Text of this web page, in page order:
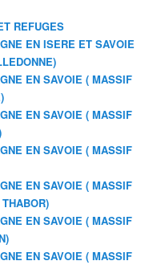
REFUGES
EN ISERE ET SAVOIE
EN SAVOIE ( MASSIF
EN SAVOIE ( MASSIF
EN SAVOIE ( MASSIF
EN SAVOIE ( MASSIF
EN SAVOIE ( MASSIF
EN SAVOIE ( MASSIF